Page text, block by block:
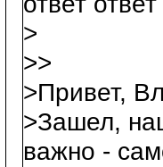
>
>>
>Привет,
>Зашел,
важно -